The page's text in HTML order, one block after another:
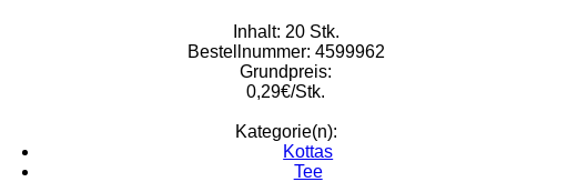
Inhalt: 20 Stk.
Bestellnummer: 4599962
Grundpreis:
0,29€/Stk.
Kategorie(n):
Kottas
Tee